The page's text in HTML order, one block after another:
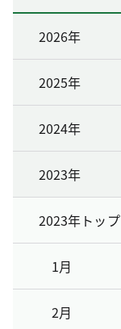
2026年
2025年
2024年
2023年
2023年トップ
1月
2月